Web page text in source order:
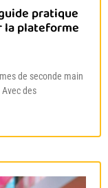
pratique
la plateforme
de seconde main
des